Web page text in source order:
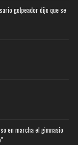
golpeador dijo que se
en marcha el gimnasio